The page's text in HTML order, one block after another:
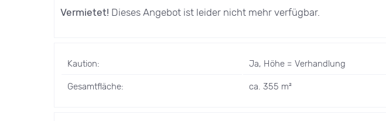
Vermietet! Dieses Angebot ist leider nicht mehr verfügbar.
Kaution: Ja, Höhe = Verhandlung
Gesamtfläche: ca. 355 m²